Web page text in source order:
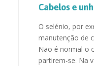
Cabelos e
O selénio, por
manutenção de
Não é normal o
partirem-se. Na